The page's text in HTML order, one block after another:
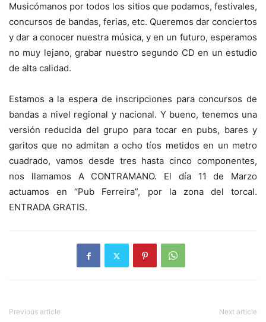
Musicómanos por todos los sitios que podamos, festivales,
concursos de bandas, ferias, etc. Queremos dar conciertos
y dar a conocer nuestra música, y en un futuro, esperamos
no muy lejano, grabar nuestro segundo CD en un estudio
de alta calidad.
Estamos a la espera de inscripciones para concursos de
bandas a nivel regional y nacional. Y bueno, tenemos una
versión reducida del grupo para tocar en pubs, bares y
garitos que no admitan a ocho tíos metidos en un metro
cuadrado, vamos desde tres hasta cinco componentes,
nos llamamos A CONTRAMANO. El día 11 de Marzo
actuamos en “Pub Ferreira”, por la zona del torcal.
ENTRADA GRATIS.
Previous article Next article